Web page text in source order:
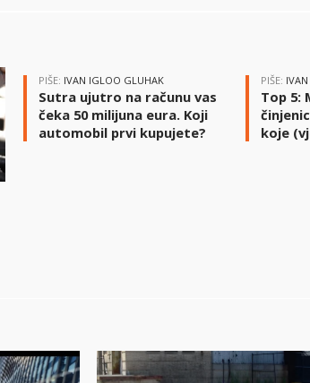
PIŠE: IVAN IGLOO GLUHAK
Sutra ujutro na računu vas
čeka 50 milijuna eura. Koji
automobil prvi kupujete?
PIŠE:
Top 5:
koje